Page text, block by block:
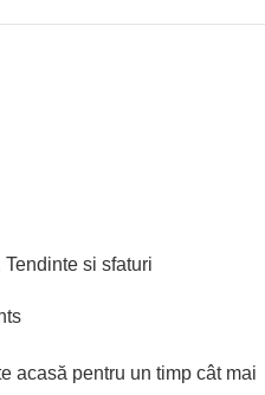
si sfaturi
acasă pentru un timp cât mai